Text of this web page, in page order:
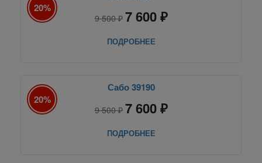
20%
9 500 ₽ 7 600 ₽
ПОДРОБНЕЕ
20%
Сабо 39190
9 500 ₽ 7 600 ₽
ПОДРОБНЕЕ